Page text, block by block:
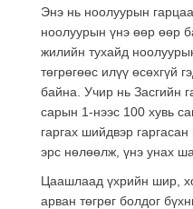
Энэ нь ноолуурын
ноолуурын үнэ өөр өөр
жилийн тухайд
төгрөгөөс илүү өсөхгүй
байна. Учир нь Засгийн
сарын 1-нээс 100 хувь
гаргах шийдвэр
эрс нөлөөлж, үнэ унах
Цаашлаад үхрийн шир,
арван төгрөг болдог